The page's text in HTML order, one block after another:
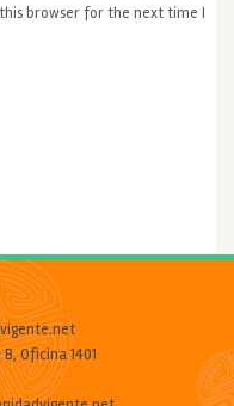
browser for the next time I
Oficina 1401